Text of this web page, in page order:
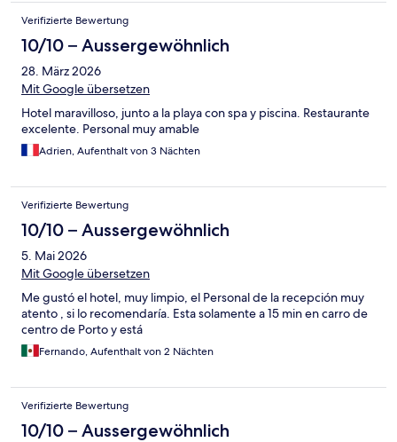
Verifizierte Bewertung
10/10 – Aussergewöhnlich
28. März 2026
Mit Google übersetzen
Hotel maravilloso, junto a la playa con spa y piscina. Restaurante
excelente. Personal muy amable
Adrien, Aufenthalt von 3 Nächten
Verifizierte Bewertung
10/10 – Aussergewöhnlich
5. Mai 2026
Mit Google übersetzen
Me gustó el hotel, muy limpio, el Personal de la recepción muy
atento , si lo recomendaría. Esta solamente a 15 min en carro de
centro de Porto y está
Fernando, Aufenthalt von 2 Nächten
Verifizierte Bewertung
10/10 – Aussergewöhnlich